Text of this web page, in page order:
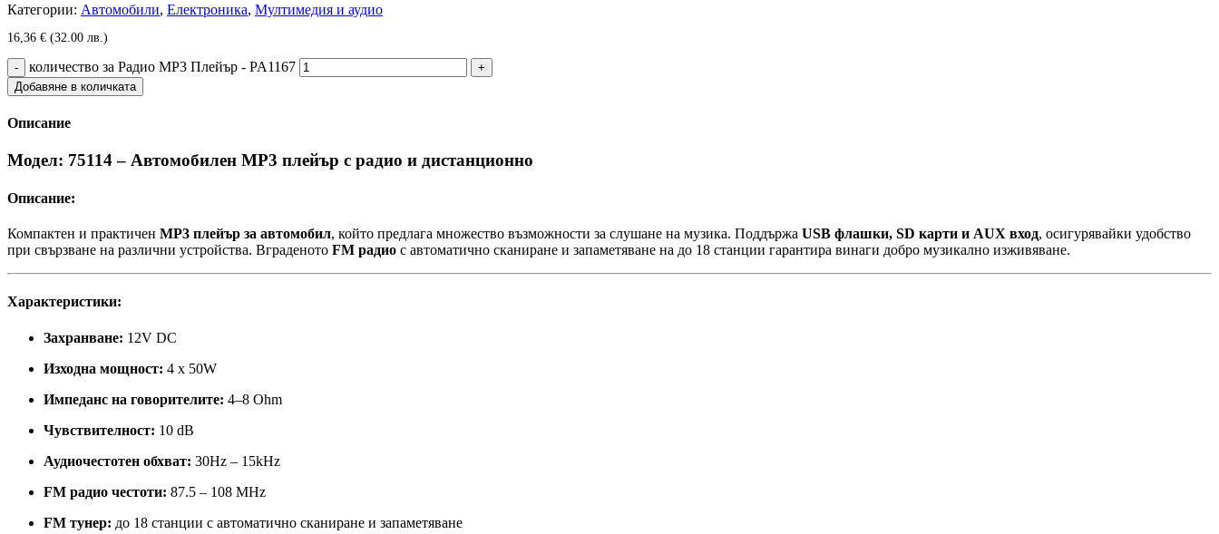
Категории: Автомобили, Електроника, Мултимедия и аудио
16,36 € (32.00 лв.)
количество за Радио MP3 Плейър - PA1167
Добавяне в количката
Описание
Модел: 75114 – Автомобилен MP3 плейър с радио и дистанционно
Описание:
Компактен и практичен MP3 плейър за автомобил, който предлага множество възможности за слушане на музика. Поддържа USB флашки, SD карти и AUX вход, осигурявайки удобство
при свързване на различни устройства. Вграденото FM радио с автоматично сканиране и запаметяване на до 18 станции гарантира винаги добро музикално изживяване.
Характеристики:
Захранване: 12V DC
Изходна мощност: 4 x 50W
Импеданс на говорителите: 4–8 Ohm
Чувствителност: 10 dB
Аудиочестотен обхват: 30Hz – 15kHz
FM радио честоти: 87.5 – 108 MHz
FM тунер: до 18 станции с автоматично сканиране и запаметяване